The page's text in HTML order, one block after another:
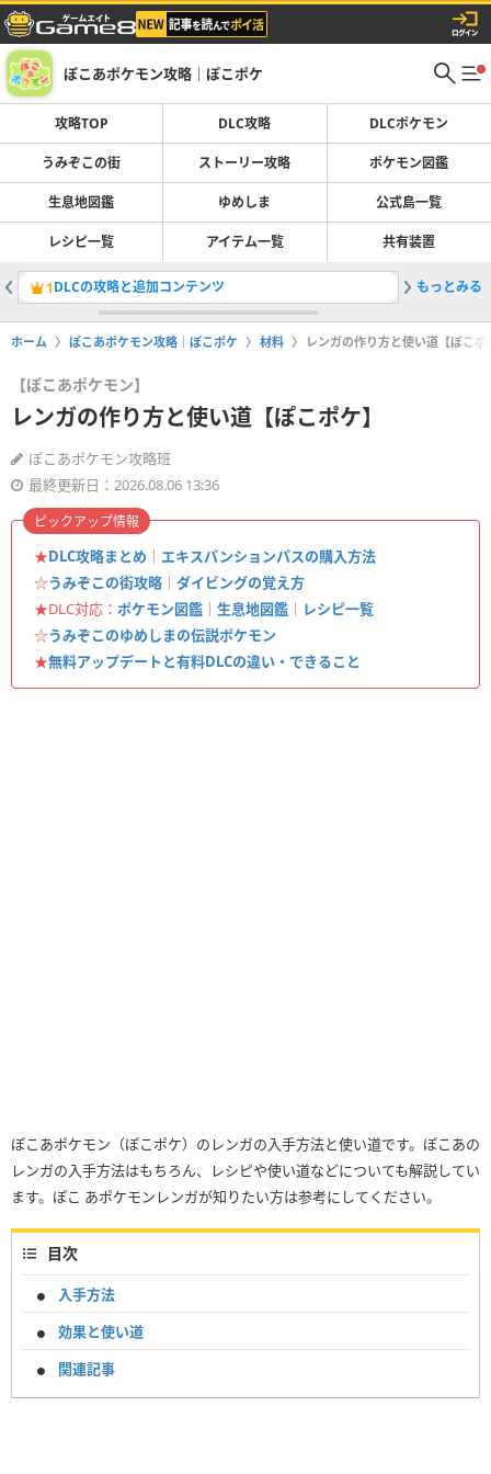
ぽこあポケモン攻略｜ぽこポケ
攻略TOP DLC攻略 DLCポケモン
うみぞこの街 ストーリー攻略 ポケモン図鑑
生息地図鑑 ゆめしま 公式島一覧
レシピ一覧 アイテム一覧 共有装置
1DLCの攻略と追加コンテンツ 2ブクブ
もっとみる
ホーム ぽこあポケモン攻略｜ぽこポケ 材料 レンガの作り方と使い道【ぽこポ
【ぽこあポケモン】
レンガの作り方と使い道【ぽこポケ】
ぽこあポケモン攻略班
最終更新日：2026.08.06 13:36
★DLC攻略まとめ ｜ エキスパンションパスの購入方法
☆うみぞこの街攻略 ｜ ダイビングの覚え方
★DLC対応： ポケモン図鑑 ｜ 生息地図鑑 ｜ レシピ一覧
☆うみぞこのゆめしまの伝説ポケモン
★無料アップデートと有料DLCの違い・できること
ピックアップ情報
ぽこあポケモン（ぽこポケ）のレンガの入手方法と使い道です。ぽこあの
レンガの入手方法はもちろん、レシピや使い道などについても解説してい
ます。ぽこ あポケモンレンガが知りたい方は参考にしてください。
目次
入手方法
効果と使い道
関連記事